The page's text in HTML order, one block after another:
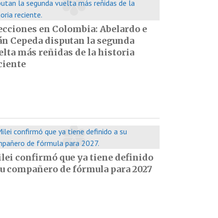
en Colombia: Abelardo e
Cepeda disputan la segunda
más reñidas de la historia
confirmó que ya tiene definido
compañero de fórmula para 2027